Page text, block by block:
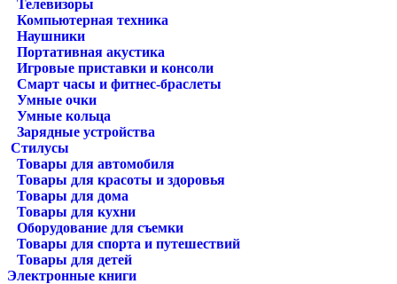
Телевизоры
Компьютерная техника
Наушники
Портативная акустика
Игровые приставки и консоли
Смарт часы и фитнес-браслеты
Умные очки
Умные кольца
Зарядные устройства
Стилусы
Товары для автомобиля
Товары для красоты и здоровья
Товары для дома
Товары для кухни
Оборудование для съемки
Товары для спорта и путешествий
Товары для детей
Электронные книги